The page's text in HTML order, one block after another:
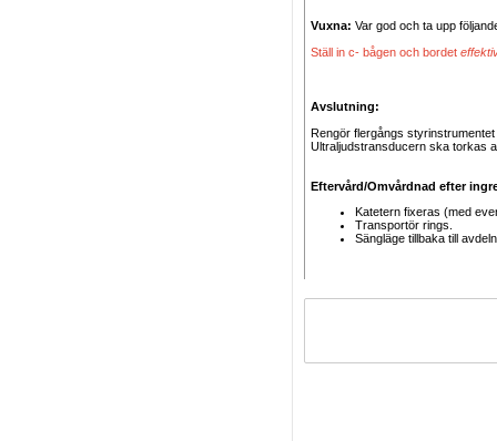
Vuxna: Var god och ta upp
Ställ in c- bågen och bordet
Avslutning:
Rengör flergångs
Ultraljudstransducern ska torkas
Eftervård/Omvårdnad efter
Katetern fixeras (med
Transportör rings.
Sängläge tillbaka till